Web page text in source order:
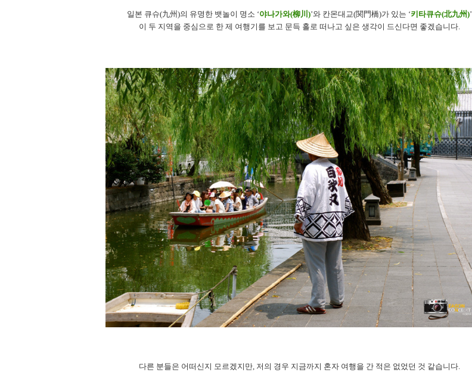
일본 큐슈(九州)의 유명한 뱃놀이 명소 ‘야나가와(柳川)’와 칸몬대교(関門橋)가 있는 ‘키타큐슈(北九州)’
이 두 지역을 중심으로 한 제 여행기를 보고 문득 홀로 떠나고 싶은 생각이 드신다면 좋겠습니다.
다른 분들은 어떠신지 모르겠지만, 저의 경우 지금까지 혼자 여행을 간 적은 없었던 것 같습니다.